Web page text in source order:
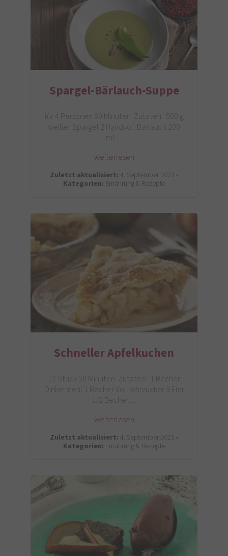
Spargel-Bärlauch-Suppe
für 4 Personen 60 Minuten Zutaten: 500 g
weißer Spargel 2 Handvoll Bärlauch 200
ml…
weiterlesen
Zuletzt aktualisiert: 4. September 2023 •
Kategorien: Ernährung & Rezepte
Schneller Apfelkuchen
12 Stück 50 Minuten Zutaten: 1 Becher
Dinkelmehl 1 Becher Vollrohrzucker 3 Eier
1/2 Becher…
weiterlesen
Zuletzt aktualisiert: 4. September 2023 •
Kategorien: Ernährung & Rezepte